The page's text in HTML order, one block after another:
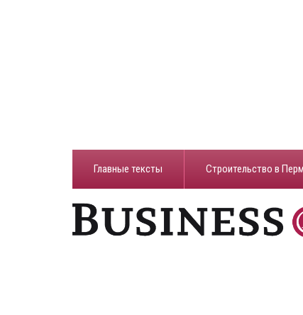
Главные тексты Строительство в